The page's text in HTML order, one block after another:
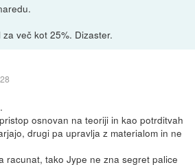
več kot 25%. Dizaster.
osnovan na teoriji in kao potrditvah
drugi pa upravlja z materialom in ne
racunat, tako Jype ne zna segret palice